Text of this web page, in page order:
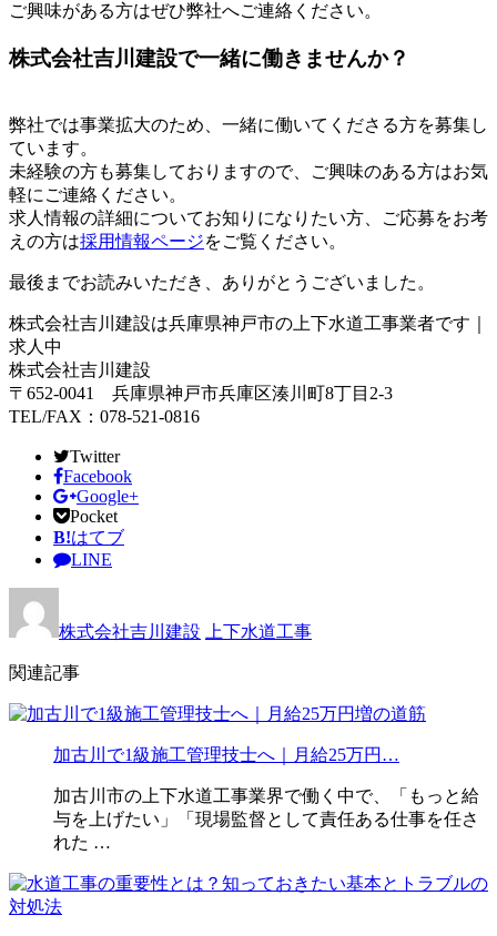
ご興味がある方はぜひ弊社へご連絡ください。
株式会社吉川建設で一緒に働きませんか？
弊社では事業拡大のため、一緒に働いてくださる方を募集し
ています。
未経験の方も募集しておりますので、ご興味のある方はお気
軽にご連絡ください。
求人情報の詳細についてお知りになりたい方、ご応募をお考
えの方は採用情報ページをご覧ください。
最後までお読みいただき、ありがとうございました。
株式会社吉川建設は兵庫県神戸市の上下水道工事業者です｜
求人中
株式会社吉川建設
〒652-0041 兵庫県神戸市兵庫区湊川町8丁目2-3
TEL/FAX：078-521-0816
Twitter
Facebook
Google+
Pocket
B!はてブ
LINE
株式会社吉川建設 上下水道工事
関連記事
加古川で1級施工管理技士へ｜月給25万円…
加古川市の上下水道工事業界で働く中で、「もっと給
与を上げたい」「現場監督として責任ある仕事を任さ
れた …